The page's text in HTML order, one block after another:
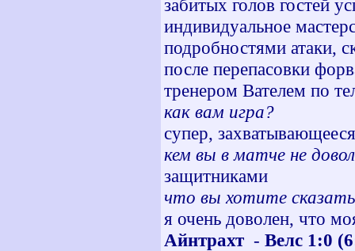
забитых голов гостей
индивидуальное
подробностями атаки,
после перепасовки
тренером Вателем по
как вам игра?
супер, захватывающееся
кем вы в матче не
защитниками
что вы хотите
я очень доволен, что
Айнтрахт - Велс 1:0